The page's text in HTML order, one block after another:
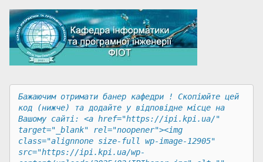
Бажаючим отримати банер кафедри ! Скопіюйте цей
код (нижче) та додайте у відповідне місце на
Вашому сайті: <a href="https://ipi.kpi.ua/"
target="_blank" rel="noopener"><img
class="alignnone size-full wp-image-12905"
src="https://ipi.kpi.ua/wp-